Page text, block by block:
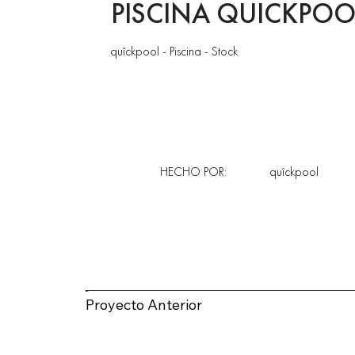
Proyecto Anterior
quîckpool
HECHO POR:
PISCINA
quîckpool - Piscina - Stock